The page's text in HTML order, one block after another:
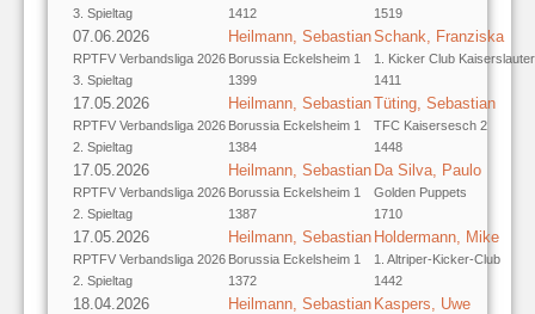
3. Spieltag
1412
1519
07.06.2026
RPTFV Verbandsliga 2026
3. Spieltag
Heilmann, Sebastian
Borussia Eckelsheim 1
1399
Schank, Franziska
1. Kicker Club
1411
17.05.2026
RPTFV Verbandsliga 2026
2. Spieltag
Heilmann, Sebastian
Borussia Eckelsheim 1
1384
Tüting, Sebastian
TFC Kaisersesch 2
1448
17.05.2026
RPTFV Verbandsliga 2026
2. Spieltag
Heilmann, Sebastian
Borussia Eckelsheim 1
1387
Da Silva, Paulo
Golden Puppets
1710
17.05.2026
RPTFV Verbandsliga 2026
2. Spieltag
Heilmann, Sebastian
Borussia Eckelsheim 1
1372
Holdermann, Mike
1. Altriper-Kicker-Club
1442
18.04.2026 Heilmann, Sebastian Kaspers, Uwe